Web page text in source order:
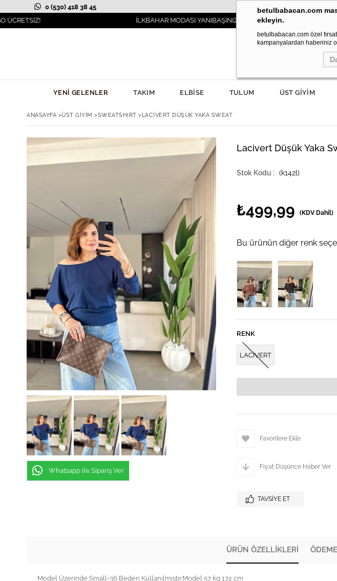
0 (530) 418 38 45
İLKBAHAR MODASI YANIBAŞINIZDA! 3000TL
betulbabacan.com
ekleyin.
betulbabacan.com özel
kampanyalardan haberiniz
YENİ GELENLER TAKIM ELBİSE TULUM ÜST GİYİM
ANASAYFA >ÜST GİYİM >SWEATSHIRT > LACIVERT DÜŞÜK YAKA SWEAT
Whatsapp ile Sipariş Ver
Lacivert Düşük Yaka
(k142l)
₺499,99 (KDV Dahil)
Bu ürünün diğer renk
Tükendi
RENK
LACİVERT
Favorilere Ekle
Fiyat Düşünce Haber Ver
TAVSIYE ET
ÜRÜN ÖZELLIKLERI
Model Üzerinde Small-36 Beden Kullanılmıştır.Model 57 kg 172 cm